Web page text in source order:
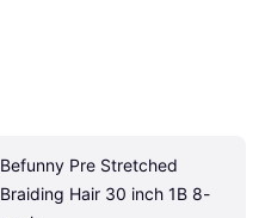
Befunny Pre Stretched
Braiding Hair 30 inch 1B 8-